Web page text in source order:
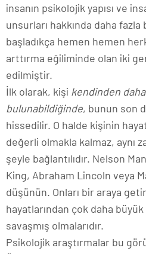
insanın psikolojik yapısı ve
unsurları hakkında daha
başladıkça hemen hemen
arttırma eğiliminde olan iki
edilmiştir.
İlk olarak, kişi kendinden
bulunabildiğinde, bunun son
hissedilir. O halde kişinin
değerli olmakla kalmaz, aynı
şeyle bağlantılıdır. Nelson
King, Abraham Lincoln veya
düşünün. Onları bir araya
hayatlarından çok daha
savaşmış olmalarıdır.
Psikolojik araştırmalar bu